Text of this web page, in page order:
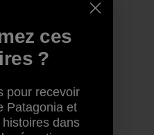
ces
?
pour recevoir
Patagonia et
dans